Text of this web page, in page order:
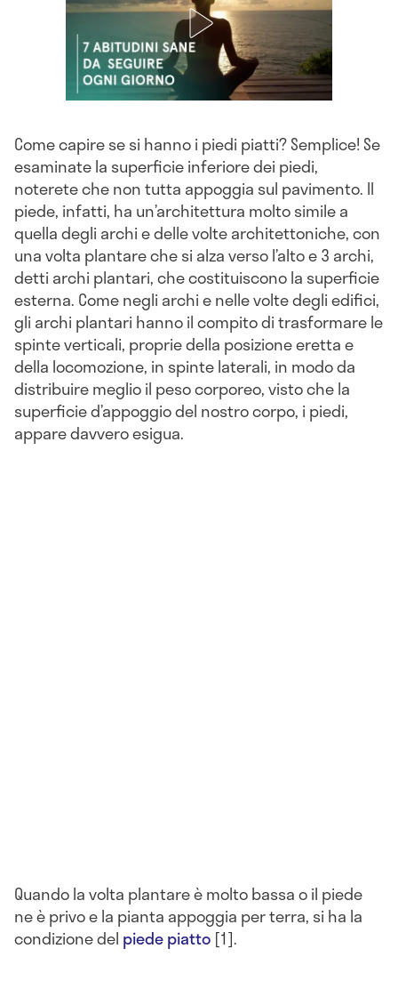
Come capire se si hanno i piedi piatti? Semplice! Se
esaminate la superficie inferiore dei piedi,
noterete che non tutta appoggia sul pavimento. Il
piede, infatti, ha un’architettura molto simile a
quella degli archi e delle volte architettoniche, con
una volta plantare che si alza verso l’alto e 3 archi,
detti archi plantari, che costituiscono la superficie
esterna. Come negli archi e nelle volte degli edifici,
gli archi plantari hanno il compito di trasformare le
spinte verticali, proprie della posizione eretta e
della locomozione, in spinte laterali, in modo da
distribuire meglio il peso corporeo, visto che la
superficie d’appoggio del nostro corpo, i piedi,
appare davvero esigua.
Quando la volta plantare è molto bassa o il piede
ne è privo e la pianta appoggia per terra, si ha la
condizione del piede piatto [1].